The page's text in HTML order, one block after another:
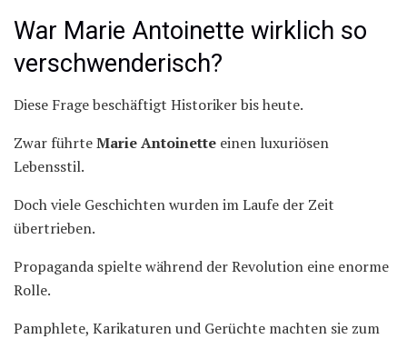
War Marie Antoinette wirklich so
verschwenderisch?
Diese Frage beschäftigt Historiker bis heute.
Zwar führteMarie Antoinette einen luxuriösen
Lebensstil.
Doch viele Geschichten wurden im Laufe der Zeit
übertrieben.
Propaganda spielte während der Revolution eine enorme
Rolle.
Pamphlete, Karikaturen und Gerüchte machten sie zum